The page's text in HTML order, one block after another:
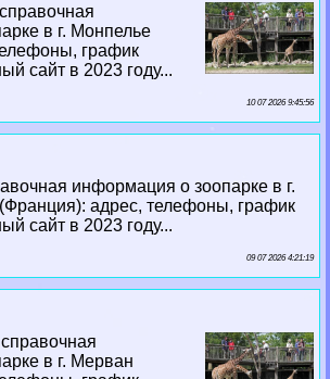
в г. Монпелье
график
сайт в 2023 году...
10 07 2026 9:45:56
информация о зоопарке в г.
адрес, телефоны, график
сайт в 2023 году...
09 07 2026 4:21:19
в г. Мерван